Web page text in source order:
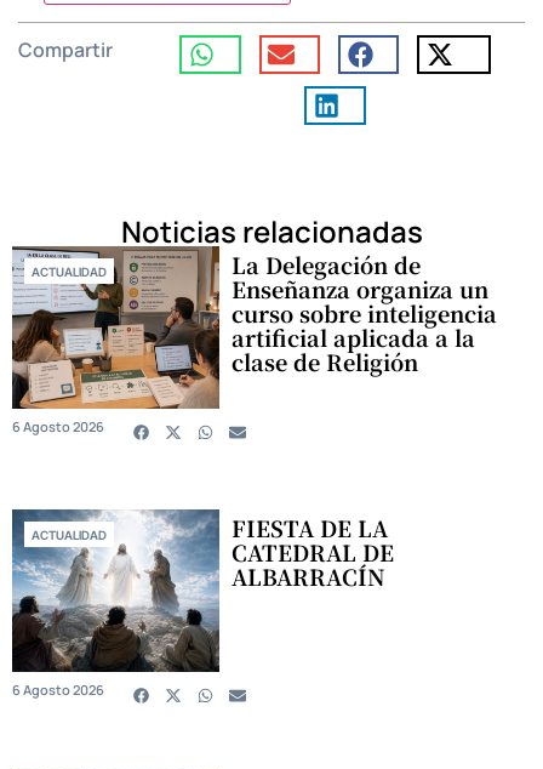
Compartir
Noticias relacionadas
ACTUALIDAD La Delegación de
Enseñanza organiza un
curso sobre inteligencia
artificial aplicada a la
clase de Religión
6 Agosto 2026
ACTUALIDAD FIESTA DE LA
CATEDRAL DE
ALBARRACÍN
6 Agosto 2026